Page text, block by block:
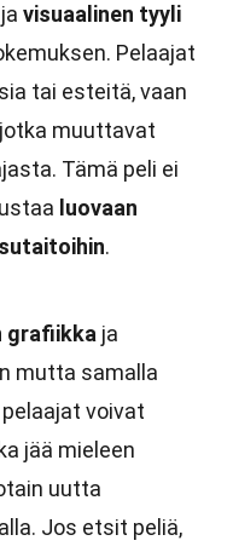
ja visuaalinen tyyli
Pelaajat
tai esteitä, vaan
muuttavat
Tämä peli ei
luovaan
.
grafiikka ja
mutta samalla
voivat
jää mieleen
uutta
Jos etsit peliä,